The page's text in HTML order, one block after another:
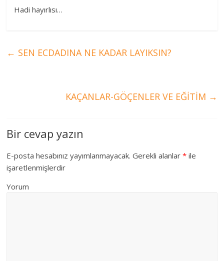
Hadi hayırlısı…
← SEN ECDADINA NE KADAR LAYIKSIN?
KAÇANLAR-GÖÇENLER VE EĞİTİM →
Bir cevap yazın
E-posta hesabınız yayımlanmayacak. Gerekli alanlar* ile
işaretlenmişlerdir
Yorum